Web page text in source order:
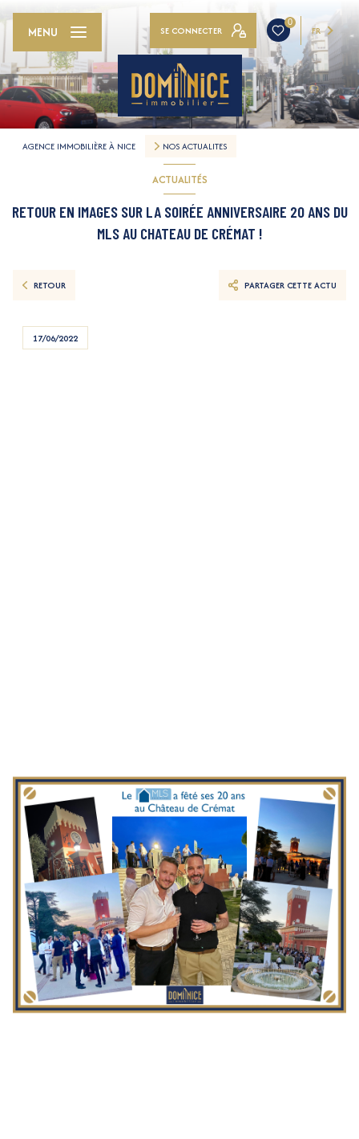
SE CONNECTER
0
FR
MENU
AGENCE IMMOBILIÈRE À NICE NOS ACTUALITES
ACTUALITÉS
RETOUR EN IMAGES SUR LA SOIRÉE ANNIVERSAIRE 20 ANS DU
MLS AU CHATEAU DE CRÉMAT !
RETOUR PARTAGER CETTE ACTU
17/06/2022